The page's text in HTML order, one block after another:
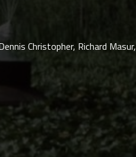
Christopher, Richard Masur,